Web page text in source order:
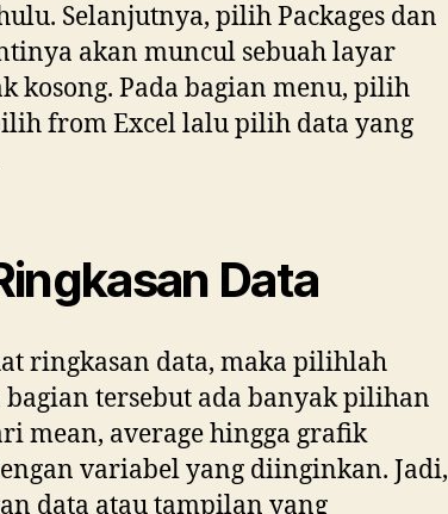
Selanjutnya, pilih Packages dan
akan muncul sebuah layar
kosong. Pada bagian menu, pilih
from Excel lalu pilih data yang
Data
ringkasan data, maka pilihlah
bagian tersebut ada banyak pilihan
mean, average hingga grafik
variabel yang diinginkan. Jadi,
data atau tampilan yang